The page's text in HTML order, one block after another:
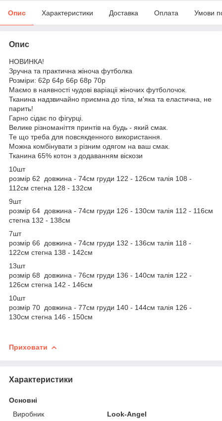
Опис Характеристики Доставка Оплата Умови
Опис
НОВИНКА!
Зручна та практична жіноча футболка
Розміри: 62р 64р 66р 68р 70р
Маємо в наявності чудові варіаціі жіночих футболочок.
Тканина надзвичайно приємна до тіла, м'яка та еластична, не
парить!
Гарно сідає по фігурці.
Велике різноманіття принтів на будь - який смак.
Те що треба для повсякденного використання.
Можна комбінувати з різним одягом на ваш смак.
Тканина 65% котон з додаванням віскози
10шт
розмір 62 довжина - 74см груди 122 - 126см талія 108 -
112см стегна 128 - 132см
9шт
розмір 64 довжина - 74см груди 126 - 130см талія 112 - 116см
стегна 132 - 138см
7шт
розмір 66 довжина - 74см груди 132 - 136см талія 118 -
122см стегна 138 - 142см
13шт
розмір 68 довжина - 76см груди 136 - 140см талія 122 -
126см стегна 142 - 146см
10шт
розмір 70 довжина - 77см груди 140 - 144см талія 126 -
130см стегна 146 - 150см
Приховати
Характеристики
Основні
Виробник
Look-Angel